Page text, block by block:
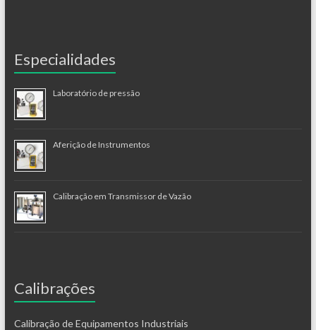
Especialidades
Laboratório de pressão
Aferição de Instrumentos
Calibração em Transmissor de Vazão
Calibrações
Calibração de Equipamentos Industriais